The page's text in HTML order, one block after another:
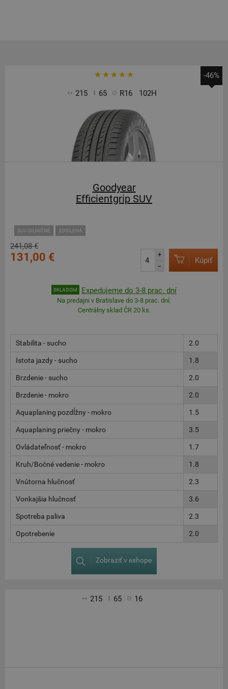
215 65 R16 102H
-46%
Goodyear
Efficientgrip SUV
SUV-SILNIČNÉ ZOSÍLENÁ
241,08 €
131,00 €
+
–
Kúpiť
SKLADOM Expedujeme do 3-8 prac. dní
Na predajni v Bratislave do 3-8 prac. dní.
Centrálny sklad ČR 20 ks.
Stabilita - sucho 2.0
Istota jazdy - sucho 1.8
Brzdenie - sucho 2.0
Brzdenie - mokro 2.0
Aquaplaning pozdĺžny - mokro 1.5
Aquaplaning priečny - mokro 3.5
Ovládateľnosť - mokro 1.7
Kruh/Bočné vedenie - mokro 1.8
Vnútorna hlučnosť 2.3
Vonkajšia hlučnosť 3.6
Spotreba paliva 2.3
Opotrebenie 2.0
Zobraziť v eshope
215 65 16